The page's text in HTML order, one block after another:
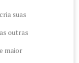
suas
outras
maior